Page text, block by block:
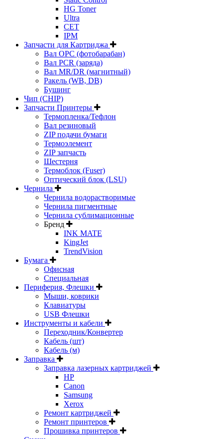
HG Toner
Ultra
CET
IPM
Запчасти для Картриджа
Вал OPC (фотобарабан)
Вал PCR (заряда)
Вал MR/DR (магнитный)
Ракель (WB, DB)
Бушинг
Чип (CHIP)
Запчасти Принтеры
Термопленка/Тефлон
Вал резиновый
ZIP подачи бумаги
Термоэлемент
ZIP запчасть
Шестерня
Термоблок (Fuser)
Оптический блок (LSU)
Чернила
Чернила водорастворимые
Чернила пигментные
Чернила сублимационные
Бренд
INK MATE
KingJet
TrendVision
Бумага
Офисная
Специальная
Периферия, Флешки
Мыши, коврики
Клавиатуры
USB Флешки
Инструменты и кабели
Переходник/Конвертер
Кабель (шт)
Кабель (м)
Заправка
Заправка лазерных картриджей
HP
Canon
Samsung
Xerox
Ремонт картриджей
Ремонт принтеров
Прошивка принтеров